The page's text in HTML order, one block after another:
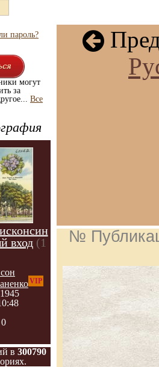
пароль?
могут
за
Все
вход (1
VIP
0
в 300790
№